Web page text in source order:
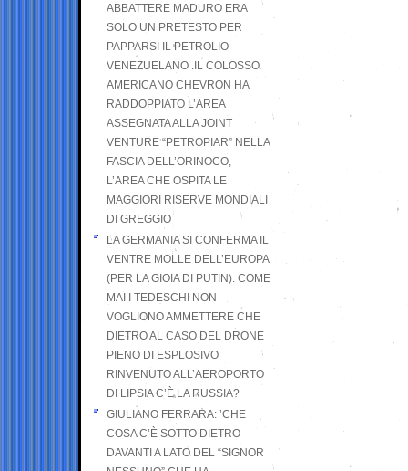
ABBATTERE MADURO ERA
SOLO UN PRETESTO PER
PAPPARSI IL PETROLIO
VENEZUELANO .IL COLOSSO
AMERICANO CHEVRON HA
RADDOPPIATO L’AREA
ASSEGNATA ALLA JOINT
VENTURE “PETROPIAR” NELLA
FASCIA DELL’ORINOCO,
L’AREA CHE OSPITA LE
MAGGIORI RISERVE MONDIALI
DI GREGGIO
LA GERMANIA SI CONFERMA IL
VENTRE MOLLE DELL’EUROPA
(PER LA GIOIA DI PUTIN). COME
MAI I TEDESCHI NON
VOGLIONO AMMETTERE CHE
DIETRO AL CASO DEL DRONE
PIENO DI ESPLOSIVO
RINVENUTO ALL’AEROPORTO
DI LIPSIA C’È LA RUSSIA?
GIULIANO FERRARA: ’CHE
COSA C’È SOTTO DIETRO
DAVANTI A LATO DEL “SIGNOR